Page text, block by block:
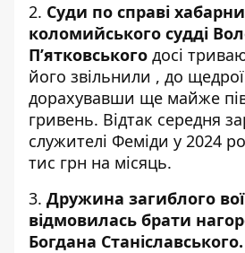
2. Суди по справі
коломийського судді
П’ятковського досі
його звільнили , до
дорахувавши ще майже
гривень. Відтак середня
служителі Феміди у 2024
тис грн на місяць.
3. Дружина загиблого
відмовилась брати
Богдана Станіславського.